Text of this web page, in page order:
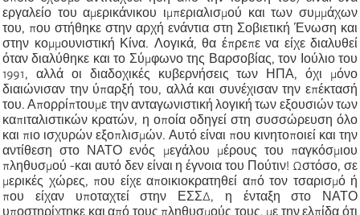
εργαλείο του αμερικάνικου ιμπεριαλισμού και των συμμάχων
του, που στήθηκε στην αρχή ενάντια στη Σοβιετική Ένωση και
στην κομμουνιστική Κίνα. Λογικά, θα έπρεπε να είχε διαλυθεί
όταν διαλύθηκε και το Σύμφωνο της Βαρσοβίας, τον Ιούλιο του
1991, αλλά οι διαδοχικές κυβερνήσεις των ΗΠΑ, όχι μόνο
διαιώνισαν την ύπαρξή του, αλλά και συνέχισαν την επέκτασή
του. Απορρίπτουμε την ανταγωνιστική λογική των εξουσιών των
καπιταλιστικών κρατών, η οποία οδηγεί στη συσσώρευση όλο
και πιο ισχυρών εξοπλισμών. Αυτό είναι που κινητοποιεί και την
αντίθεση στο ΝΑΤΟ ενός μεγάλου μέρους του παγκόσμιου
πληθυσμού -και αυτό δεν είναι η έγνοια του Πούτιν! Ωστόσο, σε
μερικές χώρες, που είχε αποικιοκρατηθεί από τον τσαρισμό ή
που είχαν υποταχτεί στην ΕΣΣΔ, η ένταξη στο ΝΑΤΟ
υποστηρίχτηκε και από τους πληθυσμούς τους, με την ελπίδα ότι